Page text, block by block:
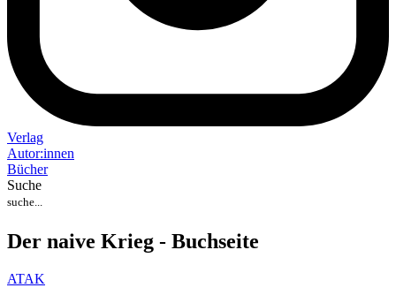
Verlag
Autor:innen
Bücher
Suche
Der naive Krieg - Buchseite
ATAK